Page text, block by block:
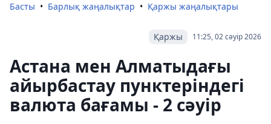
Басты Барлық жаңалықтар Қаржы жаңалықтары
11:25, 02 сәуір 2026
Қаржы
Астана мен Алматыдағы
айырбастау пунктеріндегі
валюта бағамы - 2 сәуір